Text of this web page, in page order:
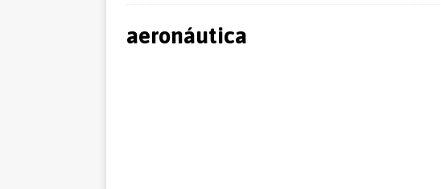
aeronáutica